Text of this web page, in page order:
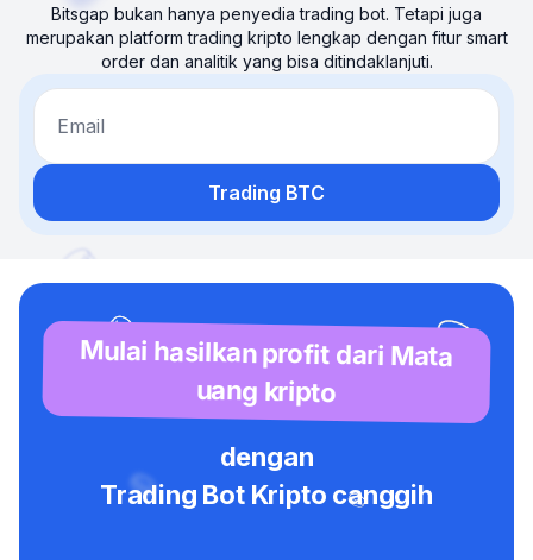
Bitsgap bukan hanya penyedia trading bot. Tetapi juga
merupakan platform trading kripto lengkap dengan fitur smart
order dan analitik yang bisa ditindaklanjuti.
Email
Trading BTC
Mulai hasilkan profit dari Mata
uang kripto
dengan
Trading Bot Kripto canggih